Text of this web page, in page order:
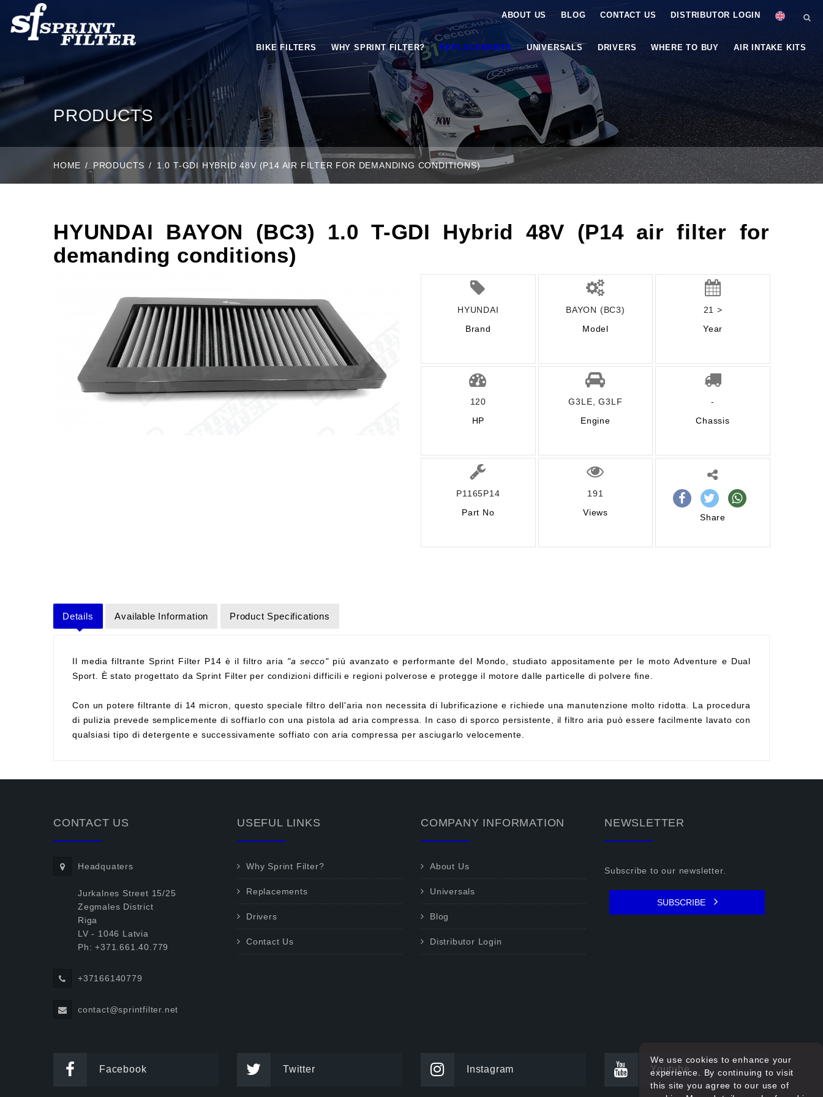
ABOUT US BLOG CONTACT US DISTRIBUTOR LOGIN
BIKE FILTERS WHY SPRINT FILTER? REPLACEMENTS UNIVERSALS DRIVERS WHERE TO BUY AIR INTAKE KITS
PRODUCTS
HOME PRODUCTS 1.0 T-GDI HYBRID 48V (P14 AIR FILTER FOR DEMANDING CONDITIONS)
HYUNDAI BAYON (BC3) 1.0 T-GDI Hybrid 48V (P14 air filter for
demanding conditions)
HYUNDAI
Brand
BAYON (BC3)
Model
21 >
Year
120
HP
G3LE, G3LF
Engine
-
Chassis
P1165P14
Part No
191
Views
Share
Details Available Information Product Specifications
Il media filtrante Sprint Filter P14 è il filtro aria "a secco"più avanzato e performante del Mondo, studiato appositamente per le moto Adventure e Dual
Sport. È stato progettato da Sprint Filter per condizioni difficili e regioni polverose e protegge il motore dalle particelle di polvere fine.
Con un potere filtrante di 14 micron, questo speciale filtro dell'aria non necessita di lubrificazione e richiede una manutenzione molto ridotta. La procedura
di pulizia prevede semplicemente di soffiarlo con una pistola ad aria compressa. In caso di sporco persistente, il filtro aria può essere facilmente lavato con
qualsiasi tipo di detergente e successivamente soffiato con aria compressa per asciugarlo velocemente.
CONTACT US
Headquaters
Jurkalnes Street 15/25
Zegmales District
Riga
LV - 1046 Latvia
Ph: +371.661.40.779
+37166140779
contact@sprintfilter.net
USEFUL LINKS
Why Sprint Filter?
Replacements
Drivers
Contact Us
COMPANY INFORMATION
About Us
Universals
Blog
Distributor Login
NEWSLETTER
Subscribe to our newsletter.
SUBSCRIBE
Facebook Twitter Instagram Youtube
We use cookies to enhance your
experience. By continuing to visit
this site you agree to our use of